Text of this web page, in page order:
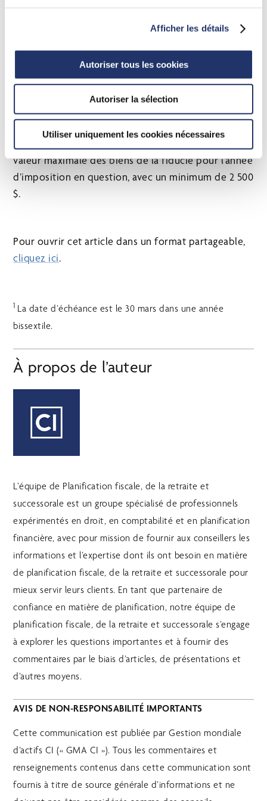
Afficher les détails
Autoriser tous les cookies
Autoriser la sélection
Utiliser uniquement les cookies nécessaires
Des pénalités supplémentaires pour négligence
grave peuvent s’appliquer lorsque l’omission de
produire la déclaration a été commise sciemment
ou par négligence grave ou que de fausses
déclaration produite. La pénalité est de 5 % de la
valeur maximale des biens de la fiducie pour l’année
d’imposition en question, avec un minimum de 2 500
$.
Pour ouvrir cet article dans un format partageable,
cliquez ici.
1 La date d’échéance est le 30 mars dans une année
bissextile.
À propos de l’auteur
L’équipe de Planification fiscale, de la retraite et
successorale est un groupe spécialisé de professionnels
expérimentés en droit, en comptabilité et en planification
financière, avec pour mission de fournir aux conseillers les
informations et l’expertise dont ils ont besoin en matière
de planification fiscale, de la retraite et successorale pour
mieux servir leurs clients. En tant que partenaire de
confiance en matière de planification, notre équipe de
planification fiscale, de la retraite et successorale s’engage
à explorer les questions importantes et à fournir des
commentaires par le biais d’articles, de présentations et
d’autres moyens.
AVIS DE NON-RESPONSABILITÉ IMPORTANTS
Cette communication est publiée par Gestion mondiale
d’actifs CI (« GMA CI »). Tous les commentaires et
renseignements contenus dans cette communication sont
fournis à titre de source générale d’informations et ne